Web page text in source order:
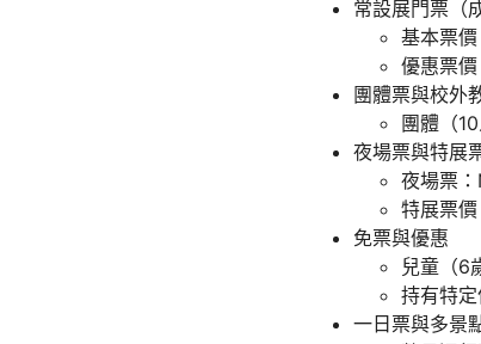
常設展門票（
基本票
優惠票
團體票與校外
團體（
夜場票與特展
夜場票
特展票
免票與優惠
兒童（6
持有特
一日票與多景